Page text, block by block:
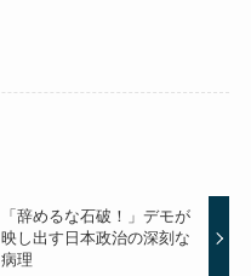
「辞めるな石破！」デモが
映し出す日本政治の深刻な
病理